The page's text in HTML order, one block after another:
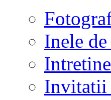
Inele
Invitatii